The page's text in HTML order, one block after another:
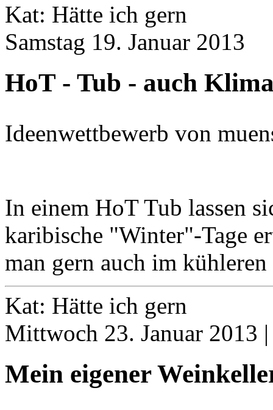
Kat: Hätte ich gern
Samstag 19. Januar 2013
HoT - Tub - auch
Ideenwettbewerb von
In einem HoT Tub lassen
karibische "Winter"-Tage
man gern auch im
Kat: Hätte ich gern
Mittwoch 23. Januar 2013
Mein eigener